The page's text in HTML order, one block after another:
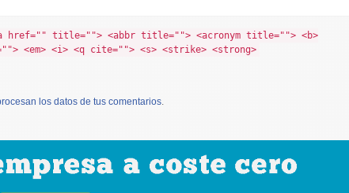
href="" title=""> <abbr title=""> <acronym title=""> <b>
<em> <i> <q cite=""> <s> <strike> <strong>
los datos de tus comentarios.